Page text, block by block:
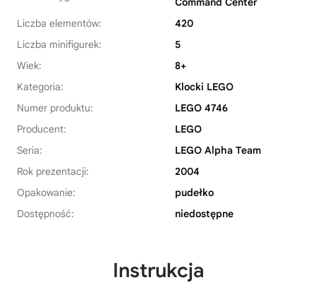
Liczba elementów:
420
Liczba minifigurek:
5
Wiek:
8+
Kategoria:
Klocki LEGO
Numer produktu:
LEGO 4746
Producent:
LEGO
Seria:
LEGO Alpha Team
Rok prezentacji:
2004
Opakowanie:
pudełko
Dostępność:
niedostępne
Instrukcja